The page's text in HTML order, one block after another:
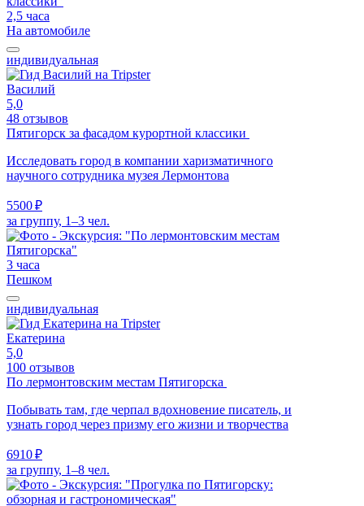
2,5 часа
На автомобиле
индивидуальная
Василий
5,0
48 отзывов
Пятигорск за фасадом курортной классики
Исследовать город в компании харизматичного
научного сотрудника музея Лермонтова
5500 ₽
за группу, 1–3 чел.
3 часа
Пешком
индивидуальная
Екатерина
5,0
100 отзывов
По лермонтовским местам Пятигорска
Побывать там, где черпал вдохновение писатель, и
узнать город через призму его жизни и творчества
6910 ₽
за группу, 1–8 чел.